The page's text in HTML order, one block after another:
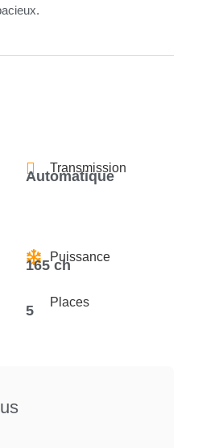
Transmission
Automatique
Puissance
165 ch
Places
5